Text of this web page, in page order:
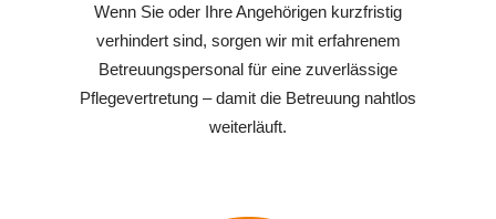
Wenn Sie oder Ihre Angehörigen kurzfristig
verhindert sind, sorgen wir mit erfahrenem
Betreuungspersonal für eine zuverlässige
Pflegevertretung – damit die Betreuung nahtlos
weiterläuft.